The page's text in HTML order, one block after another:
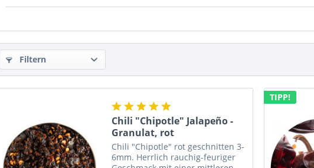
Filtern
Chili "Chipotle" Jalapeño -
Granulat, rot
Chili "Chipotle" rot geschnitten 3-
6mm. Herrlich rauchig-feuriger
TIPP!